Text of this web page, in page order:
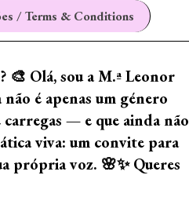
/ Terms & Conditions
🎨 Olá, sou a M.ª Leonor
é apenas um género
— e que ainda não
viva: um convite para
própria voz. 🌸✨ Queres